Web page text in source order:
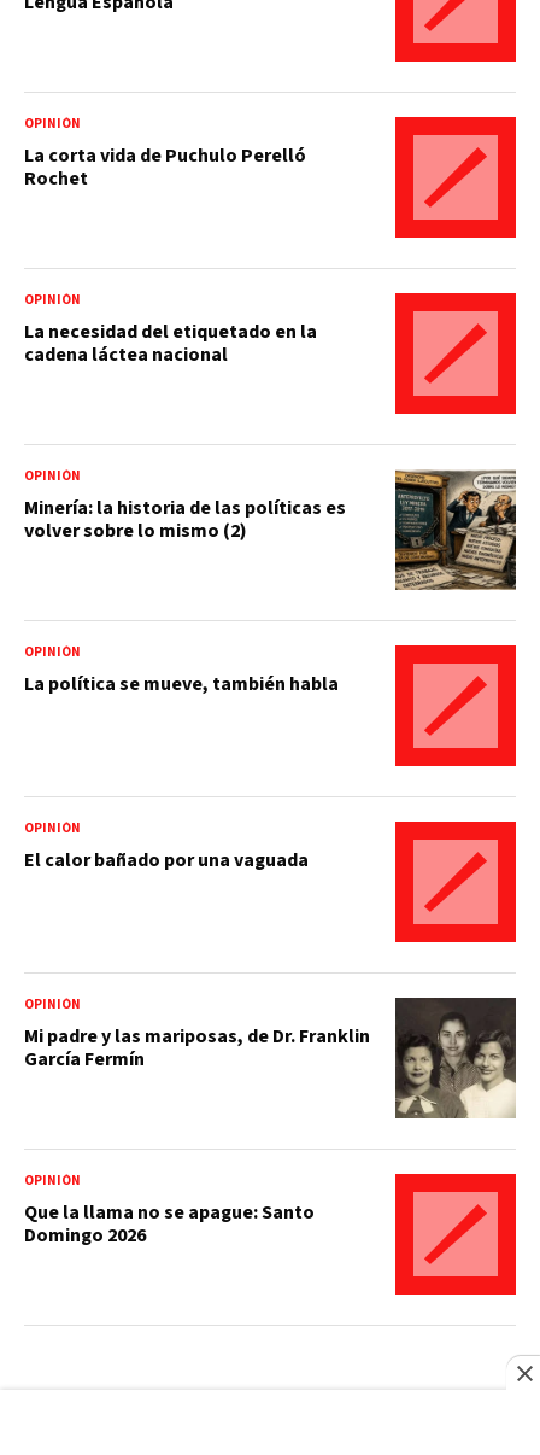
OPINIÓN
La corta vida de Puchulo Perelló
Rochet
OPINIÓN
La necesidad del etiquetado en la
cadena láctea nacional
OPINIÓN
Minería: la historia de las políticas es
volver sobre lo mismo (2)
OPINIÓN
La política se mueve, también habla
OPINIÓN
El calor bañado por una vaguada
OPINIÓN
Mi padre y las mariposas, de Dr. Franklin
García Fermín
OPINIÓN
Que la llama no se apague: Santo
Domingo 2026